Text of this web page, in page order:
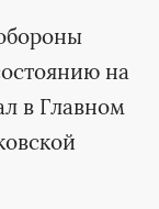
на
в Главном